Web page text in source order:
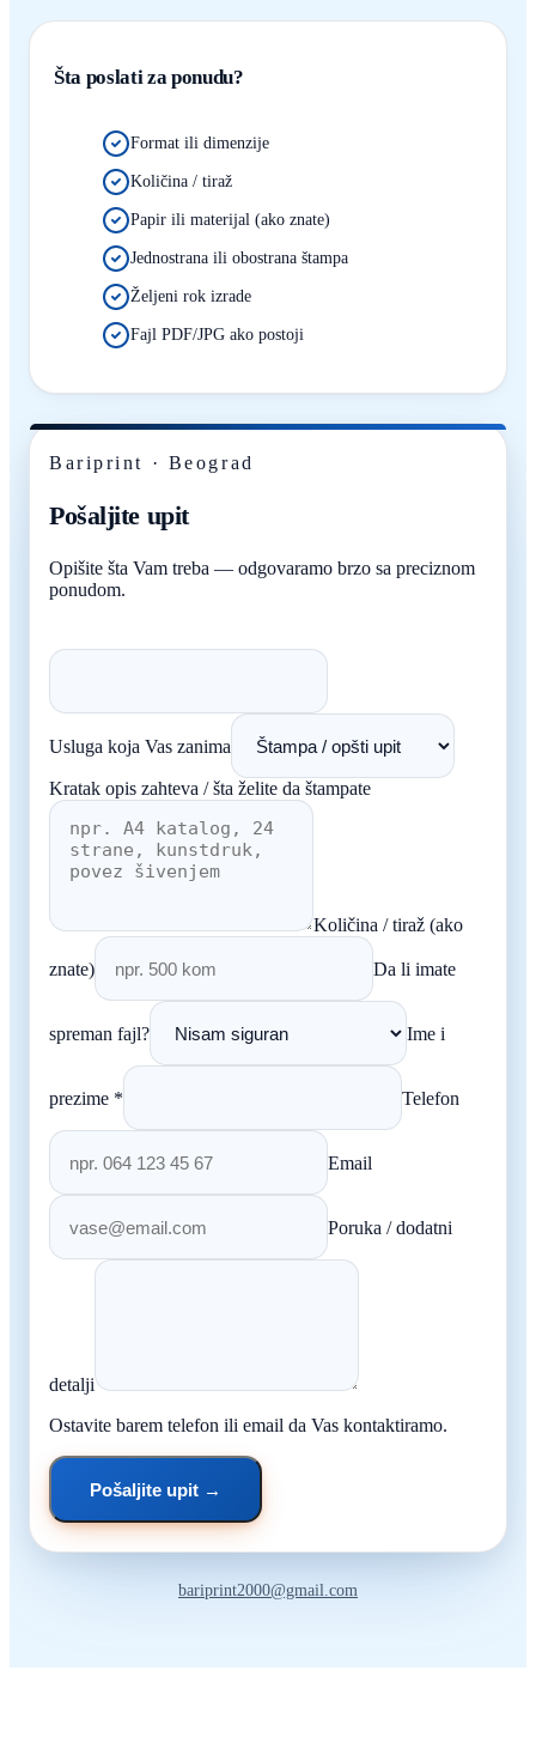
Šta poslati za ponudu?
Format ili dimenzije
Količina / tiraž
Papir ili materijal (ako znate)
Jednostrana ili obostrana štampa
Željeni rok izrade
Fajl PDF/JPG ako postoji
Bariprint · Beograd
Pošaljite upit
Opišite šta Vam treba — odgovaramo brzo sa preciznom
ponudom.
Usluga koja Vas zanima
Kratak opis zahteva / šta želite da štampate
Količina / tiraž (ako
znate) Da li imate
spreman fajl? Ime i
prezime * Telefon
Email
Poruka / dodatni
detalji
Ostavite barem telefon ili email da Vas kontaktiramo.
Pošaljite upit →
bariprint2000@gmail.com